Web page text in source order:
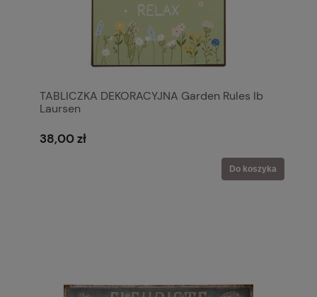
TABLICZKA DEKORACYJNA Garden Rules Ib
Laursen
38,00 zł
Do koszyka